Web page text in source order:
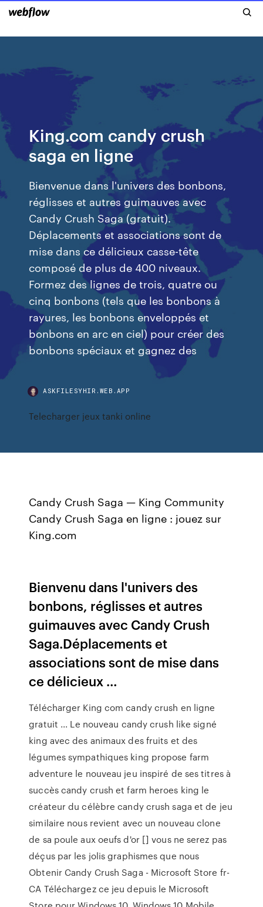
King.com candy crush
saga en ligne
Bienvenue dans l'univers des bonbons,
réglisses et autres guimauves avec
Candy Crush Saga (gratuit).
Déplacements et associations sont de
mise dans ce délicieux casse-tête
composé de plus de 400 niveaux.
Formez des lignes de trois, quatre ou
cinq bonbons (tels que les bonbons à
rayures, les bonbons enveloppés et
bonbons en arc en ciel) pour créer des
bonbons spéciaux et gagnez des
ASKFILESYHIR.WEB.APP
Telecharger jeux tanki online
Candy Crush Saga — King Community
Candy Crush Saga en ligne : jouez sur
King.com
Bienvenu dans l'univers des
bonbons, réglisses et autres
guimauves avec Candy Crush
Saga.Déplacements et
associations sont de mise dans
ce délicieux …
Télécharger King com candy crush en ligne
gratuit ... Le nouveau candy crush like signé
king avec des animaux des fruits et des
légumes sympathiques king propose farm
adventure le nouveau jeu inspiré de ses titres à
succès candy crush et farm heroes king le
créateur du célèbre candy crush saga et de jeu
similaire nous revient avec un nouveau clone
de sa poule aux oeufs d'or [] vous ne serez pas
déçus par les jolis graphismes que nous
Obtenir Candy Crush Saga - Microsoft Store fr-
CA Téléchargez ce jeu depuis le Microsoft